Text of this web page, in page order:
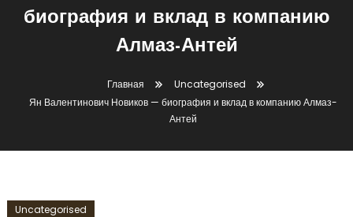
биография и вклад в компанию
Алмаз-Антей
Главная
Uncategorised
Ян Валентинович Новиков — биография и вклад в компанию Алмаз-
Антей
Uncategorised